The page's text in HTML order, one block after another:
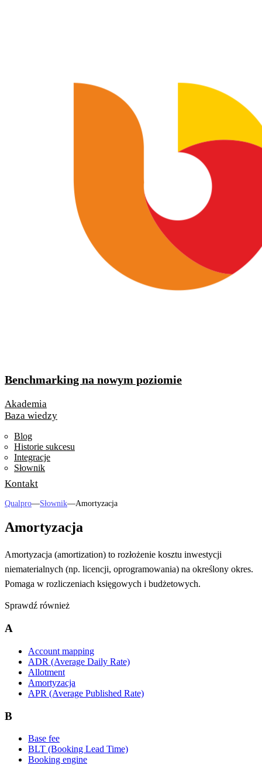
Benchmarking na nowym poziomie
Akademia
Baza wiedzy
Blog
Historie sukcesu
Integracje
Słownik
Kontakt
Qualpro—Słownik—Amortyzacja
Amortyzacja
Amortyzacja (amortization) to rozłożenie kosztu inwestycji
niematerialnych (np. licencji, oprogramowania) na określony okres.
Pomaga w rozliczeniach księgowych i budżetowych.
Sprawdź również
A
Account mapping
ADR (Average Daily Rate)
Allotment
Amortyzacja
APR (Average Published Rate)
B
Base fee
BLT (Booking Lead Time)
Booking engine